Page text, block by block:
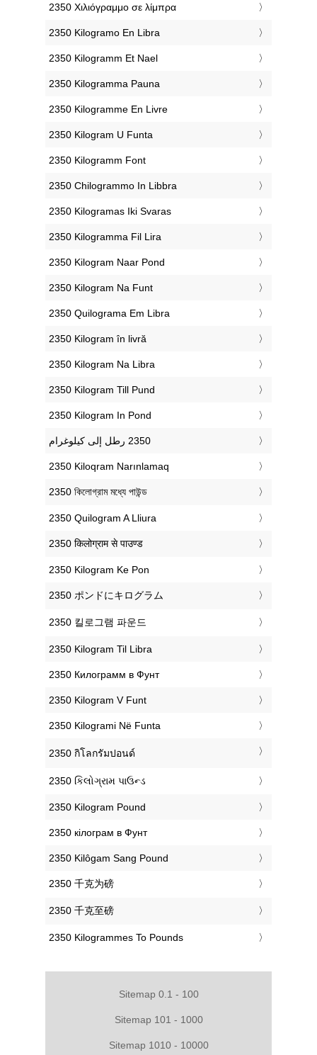
‎2350 Χιλιόγραμμο σε λίμπρα
‎2350 Kilogramo En Libra
‎2350 Kilogramm Et Nael
‎2350 Kilogramma Pauna
‎2350 Kilogramme En Livre
‎2350 Kilogram U Funta
‎2350 Kilogramm Font
‎2350 Chilogrammo In Libbra
‎2350 Kilogramas Iki Svaras
‎2350 Kilogramma Fil Lira
‎2350 Kilogram Naar Pond
‎2350 Kilogram Na Funt
‎2350 Quilograma Em Libra
‎2350 Kilogram în livră
‎2350 Kilogram Na Libra
‎2350 Kilogram Till Pund
‎2350 Kilogram In Pond
‎2350 Kiloqram Narınlamaq
‎2350 কিলোগ্রাম মধ্যে পাউন্ড
‎2350 Quilogram A Lliura
‎2350 किलोग्राम से पाउण्ड
‎2350 Kilogram Ke Pon
‎2350 ポンドにキログラム
‎2350 킬로그램 파운드
‎2350 Kilogram Til Libra
‎2350 Килограмм в Фунт
‎2350 Kilogram V Funt
‎2350 Kilogrami Në Funta
‎2350 กิโลกรัมปอนด์
‎2350 કિલોગ્રામ પાઉન્ડ
‎2350 Kilogram Pound
‎2350 кілограм в Фунт
‎2350 Kilôgam Sang Pound
‎2350 千克为磅
‎2350 千克至磅
‎2350 Kilogrammes To Pounds
Sitemap 0.1 - 100
Sitemap 101 - 1000
Sitemap 1010 - 10000